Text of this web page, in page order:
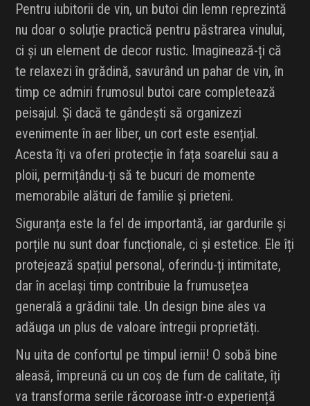
Pentru iubitorii de vin, un butoi din lemn reprezintă
nu doar o soluție practică pentru păstrarea vinului,
ci și un element de decor rustic. Imaginează-ți că
te relaxezi în grădină, savurând un pahar de vin, în
timp ce admiri frumosul butoi care completează
peisajul. Și dacă te gândești să organizezi
evenimente în aer liber, un cort este esențial.
Acesta îți va oferi protecție în fața soarelui sau a
ploii, permițându-ți să te bucuri de momente
memorabile alături de familie și prieteni.
Siguranța este la fel de importantă, iar gardurile și
porțile nu sunt doar funcționale, ci și estetice. Ele îți
protejează spațiul personal, oferindu-ți intimitate,
dar în același timp contribuie la frumusețea
generală a grădinii tale. Un design bine ales va
adăuga un plus de valoare întregii proprietăți.
Nu uita de confortul pe timpul iernii! O sobă bine
aleasă, împreună cu un coș de fum de calitate, îți
va transforma serile răcoroase într-o experiență